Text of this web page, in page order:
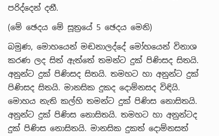
පරිද්දෙන් දනී.
(මේ ඡෙදය මේ සූත්‍රයේ 5 ඡෙදය මෙනි)
බමුණ, මොහයෙන් මඬනාලද්දේ මෝහයෙන් විනාශ
කරණ ලද සිත් ඇත්තේ තමන්ට දුක් පිණිසද සිතයි.
අනුන්ට දුක් පිණිසද සිතයි. තමහට හා අනුන්ට දුක්
පිණිසද සිතයි. මානසික දුකද දොම්නසද විඳියි.
මොහය නැති කල්හි තමන්ට දුක් පිණිස නොසිතයි.
අනුන්ට දුක් පිණිස නොසිතයි. තමහට හා අනුන්ටද
දුක් පිණිස නොසිතයි. මානසික දුකත් දොම්නසත්